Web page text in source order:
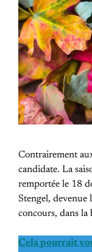
Contrairement
candidate. La
remportée le 18
Stengel, devenue
concours, dans la
Cela pourrait